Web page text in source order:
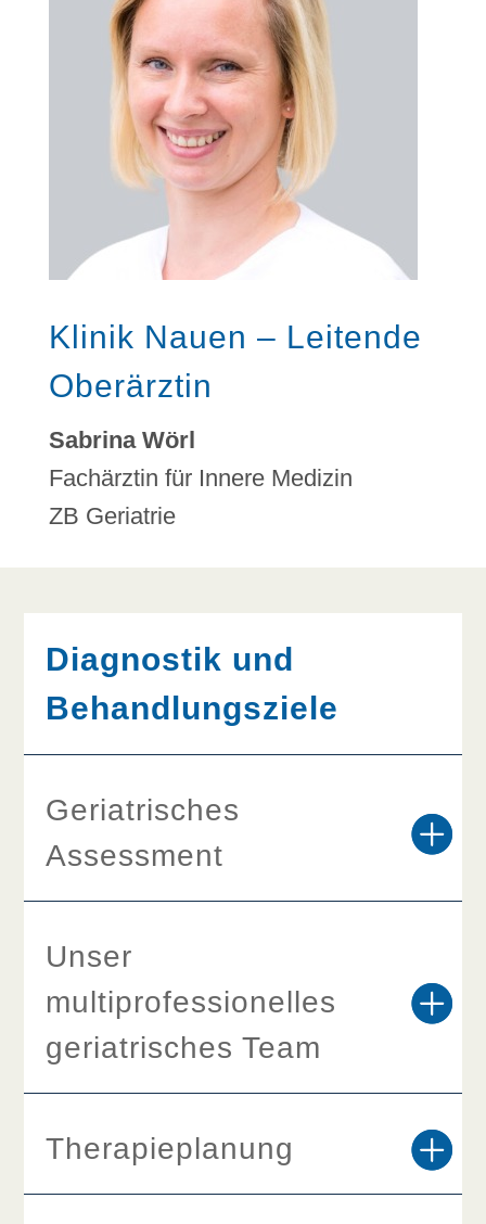
Klinik Nauen – Leitende
Oberärztin
Sabrina Wörl
Fachärztin für Innere Medizin
ZB Geriatrie
Diagnostik und
Behandlungsziele
Geriatrisches
Assessment
Unser
multiprofessionelles
geriatrisches Team
Therapieplanung